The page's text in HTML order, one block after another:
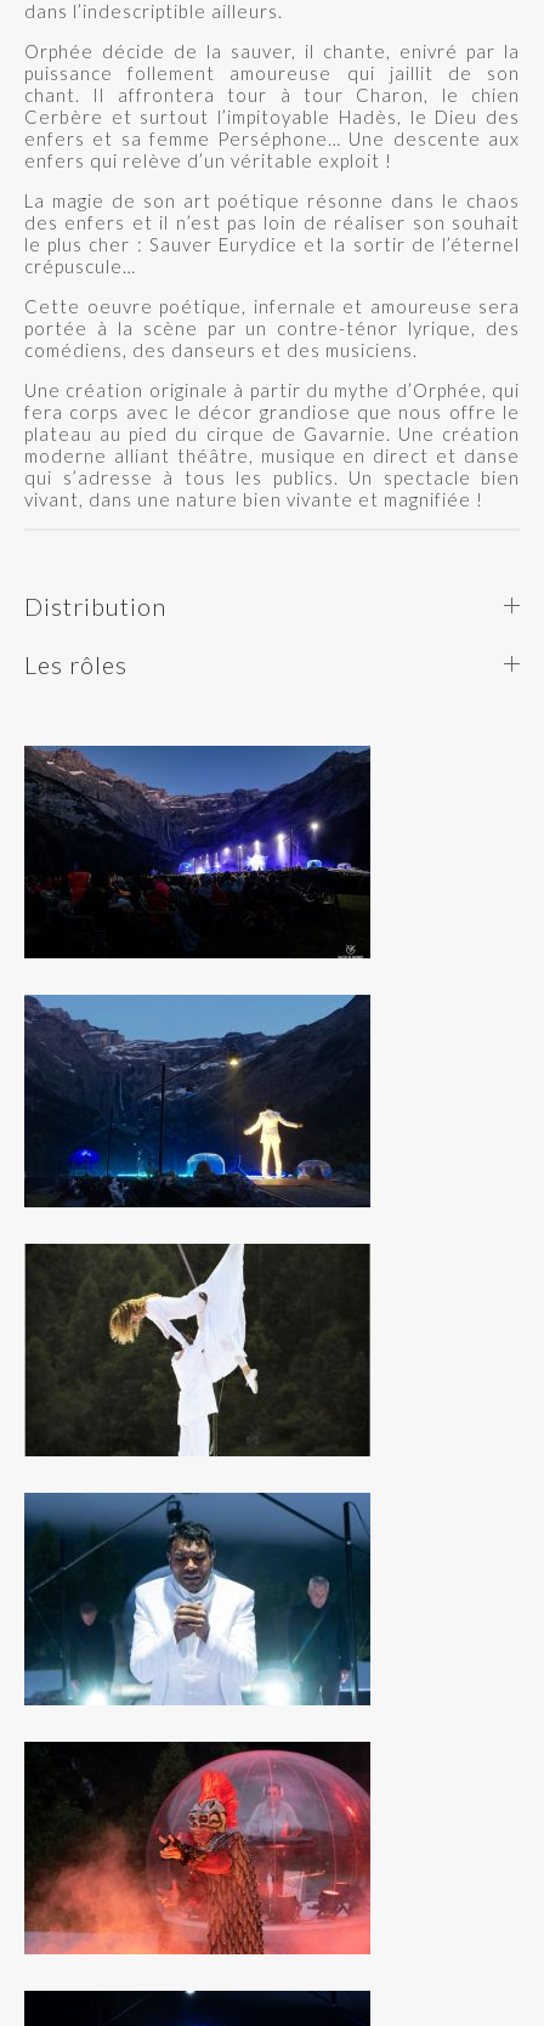
dans l’indescriptible ailleurs.
Orphée décide de la sauver, il chante, enivré par la
puissance follement amoureuse qui jaillit de son
chant. Il affrontera tour à tour Charon, le chien
Cerbère et surtout l’impitoyable Hadès, le Dieu des
enfers et sa femme Perséphone… Une descente aux
enfers qui relève d’un véritable exploit !
La magie de son art poétique résonne dans le chaos
des enfers et il n’est pas loin de réaliser son souhait
le plus cher : Sauver Eurydice et la sortir de l’éternel
crépuscule…
Cette oeuvre poétique, infernale et amoureuse sera
portée à la scène par un contre-ténor lyrique, des
comédiens, des danseurs et des musiciens.
Une création originale à partir du mythe d’Orphée, qui
fera corps avec le décor grandiose que nous offre le
plateau au pied du cirque de Gavarnie. Une création
moderne alliant théâtre, musique en direct et danse
qui s’adresse à tous les publics. Un spectacle bien
vivant, dans une nature bien vivante et magnifiée !
Distribution
Les rôles